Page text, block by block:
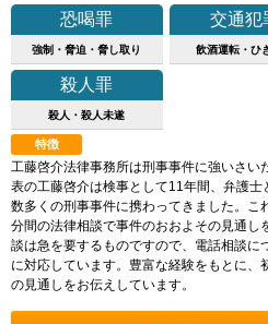
恐喝罪
強制・脅迫・脅し取り
交通犯
飲酒運転・ひ
殺人罪
殺人・殺人未遂
特徴
工藤啓介法律事務所は刑事事件に強いさい
表の工藤啓介は検事として11年間、弁護
数多くの刑事事件に携わってきました。こ
分間の法律相談で事件のおおよその見通し
談は急を要するものですので、電話相談に
に対応しています。豊富な経験をもとに、
の見通しをお伝えしています。